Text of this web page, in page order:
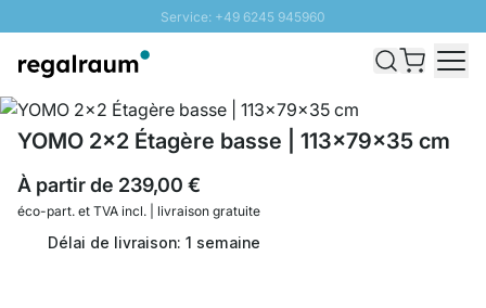
Service: +49 6245 945960
Livraison rapide - Livraison gratuite dès 100€
PROMO SOLEIL: Jusqu'à 20% de remise
YOMO 2x2 Étagère basse | 113x79x35 cm
À partir de 239,00 €
éco-part. et TVA incl. | livraison gratuite
Délai de livraison: 1 semaine